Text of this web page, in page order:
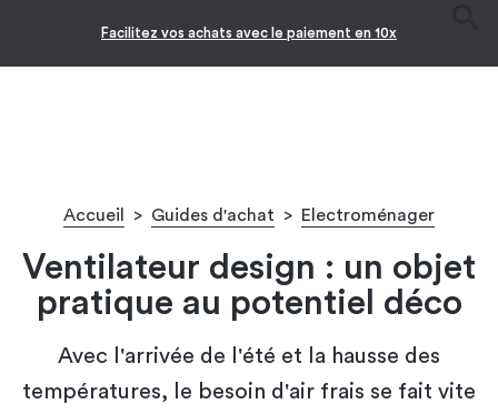
Facilitez vos achats avec le paiement en 10x
Accueil > Guides d'achat > Electroménager
Ventilateur design : un objet
pratique au potentiel déco
Avec l'arrivée de l'été et la hausse des
températures, le besoin d'air frais se fait vite